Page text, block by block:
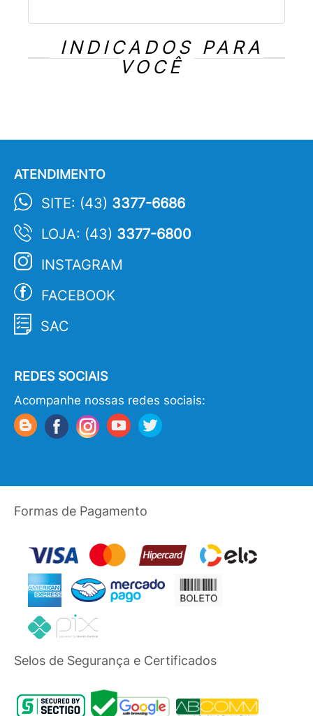
INDICADOS PARA
VOCÊ
ATENDIMENTO
SITE: (43) 3377-6686
LOJA: (43) 3377-6800
INSTAGRAM
FACEBOOK
SAC
REDES SOCIAIS
Acompanhe nossas redes sociais:
Formas de Pagamento
Selos de Segurança e Certificados